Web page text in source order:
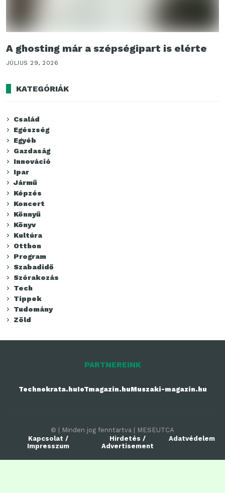
A ghosting már a szépségipart is elérte
JÚLIUS 29, 2026
KATEGÓRIÁK
Család
Egészség
Egyéb
Gazdaság
Innováció
Ipar
Jármű
Képzés
Koncert
Könnyű
Könyv
Kultúra
Otthon
Program
Szabadidő
Szórakozás
Tech
Tippek
Tudomány
Zöld
PARTNEREINK
Technokrata.huIoTmagazin.huMuszaki-magazin.hu
© | Minden jog fenntartva | MESEUTCA
Kapcsolat /
Impresszum
Hirdetés /
Advertisement
Adatvédelem